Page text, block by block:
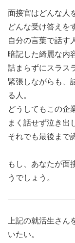
面接官はどんな人
どんな受け答えを
自分の言葉で話す
暗記した綺麗な内
詰まらずにスラス
緊張しながらも、
る人。
どうしてもこの企
まく話せず泣き出
それでも最後まで
もし、あなたが面
うでしょう。
上記の就活生さ
いたい。